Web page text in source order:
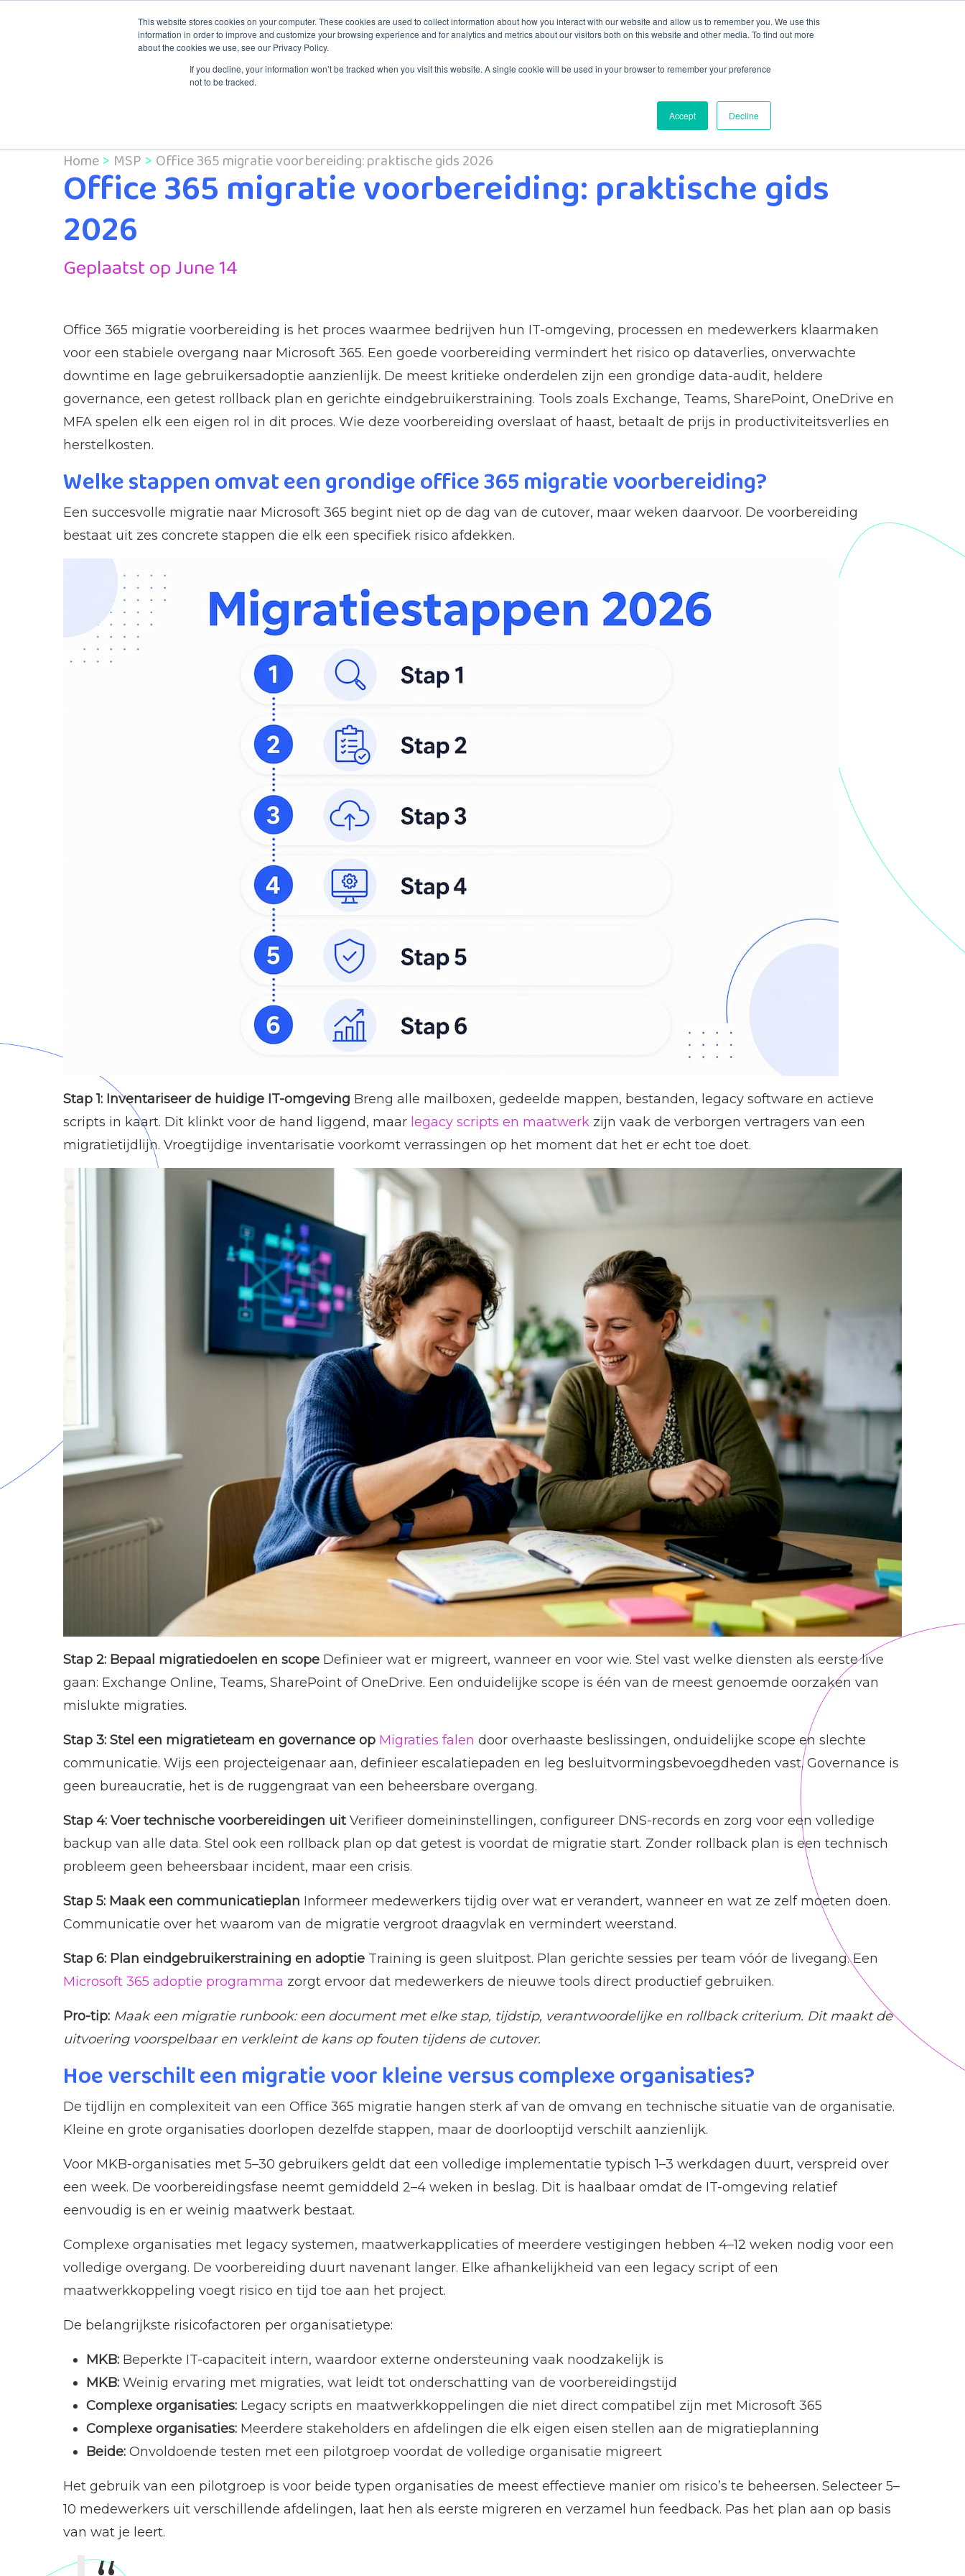
This website stores cookies on your computer. These cookies are used to collect information about how you interact with our website and allow us to remember you. We use this
information in order to improve and customize your browsing experience and for analytics and metrics about our visitors both on this website and other media. To find out more
about the cookies we use, see our Privacy Policy.
If you decline, your information won’t be tracked when you visit this website. A single cookie will be used in your browser to remember your preference
not to be tracked.
Accept Decline
Kennis & Training
Home MSP Office 365 migratie voorbereiding: praktische gids 2026
Office 365 migratie voorbereiding: praktische gids
2026
Geplaatst op June 14
Office 365 migratie voorbereiding is het proces waarmee bedrijven hun IT-omgeving, processen en medewerkers klaarmaken
voor een stabiele overgang naar Microsoft 365. Een goede voorbereiding vermindert het risico op dataverlies, onverwachte
downtime en lage gebruikersadoptie aanzienlijk. De meest kritieke onderdelen zijn een grondige data-audit, heldere
governance, een getest rollback plan en gerichte eindgebruikerstraining. Tools zoals Exchange, Teams, SharePoint, OneDrive en
MFA spelen elk een eigen rol in dit proces. Wie deze voorbereiding overslaat of haast, betaalt de prijs in productiviteitsverlies en
herstelkosten.
Welke stappen omvat een grondige office 365 migratie voorbereiding?
Een succesvolle migratie naar Microsoft 365 begint niet op de dag van de cutover, maar weken daarvoor. De voorbereiding
bestaat uit zes concrete stappen die elk een specifiek risico afdekken.
Stap 1: Inventariseer de huidige IT-omgeving Breng alle mailboxen, gedeelde mappen, bestanden, legacy software en actieve
scripts in kaart. Dit klinkt voor de hand liggend, maar legacy scripts en maatwerk zijn vaak de verborgen vertragers van een
migratietijdlijn. Vroegtijdige inventarisatie voorkomt verrassingen op het moment dat het er echt toe doet.
Stap 2: Bepaal migratiedoelen en scope Definieer wat er migreert, wanneer en voor wie. Stel vast welke diensten als eerste live
gaan: Exchange Online, Teams, SharePoint of OneDrive. Een onduidelijke scope is één van de meest genoemde oorzaken van
mislukte migraties.
Stap 3: Stel een migratieteam en governance op Migraties falen door overhaaste beslissingen, onduidelijke scope en slechte
communicatie. Wijs een projecteigenaar aan, definieer escalatiepaden en leg besluitvormingsbevoegdheden vast. Governance is
geen bureaucratie, het is de ruggengraat van een beheersbare overgang.
Stap 4: Voer technische voorbereidingen uitVerifieer domeininstellingen, configureer DNS-records en zorg voor een volledige
backup van alle data. Stel ook een rollback plan op dat getest is voordat de migratie start. Zonder rollback plan is een technisch
probleem geen beheersbaar incident, maar een crisis.
Stap 5: Maak een communicatieplan Informeer medewerkers tijdig over wat er verandert, wanneer en wat ze zelf moeten doen.
Communicatie over het waarom van de migratie vergroot draagvlak en vermindert weerstand.
Stap 6: Plan eindgebruikerstraining en adoptie Training is geen sluitpost. Plan gerichte sessies per team vóór de livegang. Een
Microsoft 365 adoptie programma zorgt ervoor dat medewerkers de nieuwe tools direct productief gebruiken.
Pro-tip: Maak een migratie runbook: een document met elke stap, tijdstip, verantwoordelijke en rollback criterium. Dit maakt de
uitvoering voorspelbaar en verkleint de kans op fouten tijdens de cutover.
Hoe verschilt een migratie voor kleine versus complexe organisaties?
De tijdlijn en complexiteit van een Office 365 migratie hangen sterk af van de omvang en technische situatie van de organisatie.
Kleine en grote organisaties doorlopen dezelfde stappen, maar de doorlooptijd verschilt aanzienlijk.
Voor MKB-organisaties met 5–30 gebruikers geldt dat een volledige implementatie typisch 1–3 werkdagen duurt, verspreid over
een week. De voorbereidingsfase neemt gemiddeld 2–4 weken in beslag. Dit is haalbaar omdat de IT-omgeving relatief
eenvoudig is en er weinig maatwerk bestaat.
Complexe organisaties met legacy systemen, maatwerkapplicaties of meerdere vestigingen hebben 4–12 weken nodig voor een
volledige overgang. De voorbereiding duurt navenant langer. Elke afhankelijkheid van een legacy script of een
maatwerkkoppeling voegt risico en tijd toe aan het project.
De belangrijkste risicofactoren per organisatietype:
MKB: Beperkte IT-capaciteit intern, waardoor externe ondersteuning vaak noodzakelijk is
MKB: Weinig ervaring met migraties, wat leidt tot onderschatting van de voorbereidingstijd
Complexe organisaties: Legacy scripts en maatwerkkoppelingen die niet direct compatibel zijn met Microsoft 365
Complexe organisaties: Meerdere stakeholders en afdelingen die elk eigen eisen stellen aan de migratieplanning
Beide: Onvoldoende testen met een pilotgroep voordat de volledige organisatie migreert
Het gebruik van een pilotgroep is voor beide typen organisaties de meest effectieve manier om risico’s te beheersen. Selecteer 5–
10 medewerkers uit verschillende afdelingen, laat hen als eerste migreren en verzamel hun feedback. Pas het plan aan op basis
van wat je leert.